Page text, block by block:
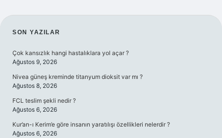
SIDEBAR
SON YAZILAR
Çok kansızlık hangi hastalıklara yol açar ?
Ağustos 9, 2026
Nivea güneş kreminde titanyum dioksit var mı ?
Ağustos 8, 2026
FCL teslim şekli nedir ?
Ağustos 6, 2026
Kur’an-ı Kerim’e göre insanın yaratılışı özellikleri nelerdir ?
Ağustos 6, 2026